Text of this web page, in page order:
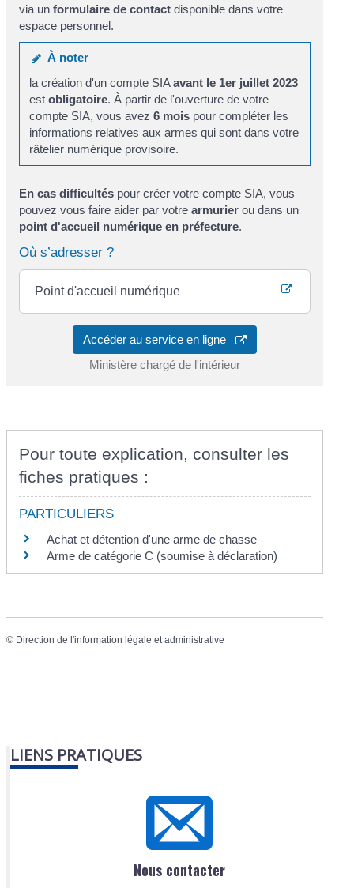
via unformulaire de contact disponible dans votre
espace personnel.
À noter
la création d'un compte SIAavant le 1er juillet 2023
est obligatoire. À partir de l'ouverture de votre
compte SIA, vous avez 6 moispour compléter les
informations relatives aux armes qui sont dans votre
râtelier numérique provisoire.
En cas difficultés pour créer votre compte SIA, vous
pouvez vous faire aider par votrearmurier ou dans un
point d'accueil numérique en préfecture.
Où s’adresser ?
Point d'accueil numérique
Accéder au service en ligne
Ministère chargé de l'intérieur
Pour toute explication, consulter les
fiches pratiques :
PARTICULIERS
Achat et détention d'une arme de chasse
Arme de catégorie C (soumise à déclaration)
© Direction de l'information légale et administrative
LIENS PRATIQUES
Nous contacter